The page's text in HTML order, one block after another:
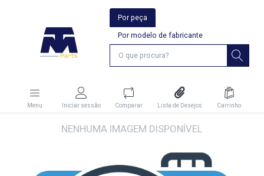
Por peça
Por modelo de fabricante
Menu Iniciar sessão Comparar Lista de Desejos Carrinho